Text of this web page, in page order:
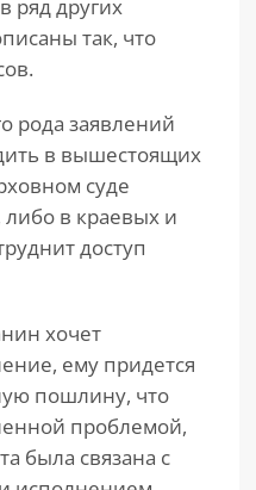
ряд других
так, что
рода заявлений
в вышестоящих
суде
в краевых и
доступ
хочет
ему придется
пошлину, что
проблемой,
была связана с